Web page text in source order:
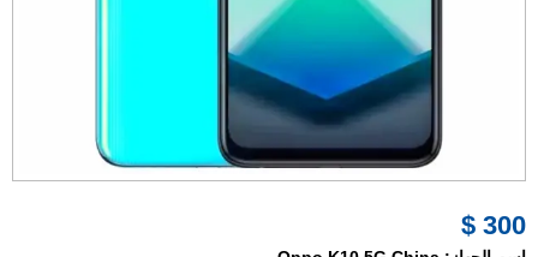
300 $